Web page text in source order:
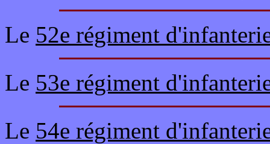
Le 52e régiment
Le 53e régiment
Le 54e régiment